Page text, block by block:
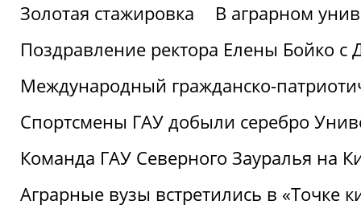
Золотая стажировка
В аграрном
Поздравление ректора Елены Бойко с
Международный гражданско-
Спортсмены ГАУ добыли серебро
Команда ГАУ Северного Зауралья на
Аграрные вузы встретились в «Точке